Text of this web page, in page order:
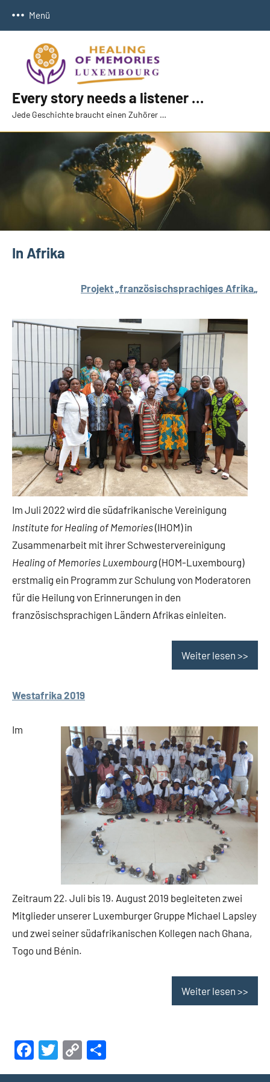
Menü
Every story needs a listener …
Jede Geschichte braucht einen Zuhörer …
In Afrika
Projekt „französischsprachiges Afrika
Im Juli 2022 wird die südafrikanische Vereinigung
Institute for Healing of Memories(IHOM) in
Zusammenarbeit mit ihrer Schwestervereinigung
Healing of Memories Luxembourg(HOM-Luxembourg)
erstmalig ein Programm zur Schulung von Moderatoren
für die Heilung von Erinnerungen in den
französischsprachigen Ländern Afrikas einleiten.
Weiter lesen >>
Westafrika 2019
Im
Zeitraum 22. Juli bis 19. August 2019 begleiteten zwei
Mitglieder unserer Luxemburger Gruppe Michael Lapsley
und zwei seiner südafrikanischen Kollegen nach Ghana,
Togo und Bénin.
Weiter lesen >>
Facebook
Twitter
Copy
Link